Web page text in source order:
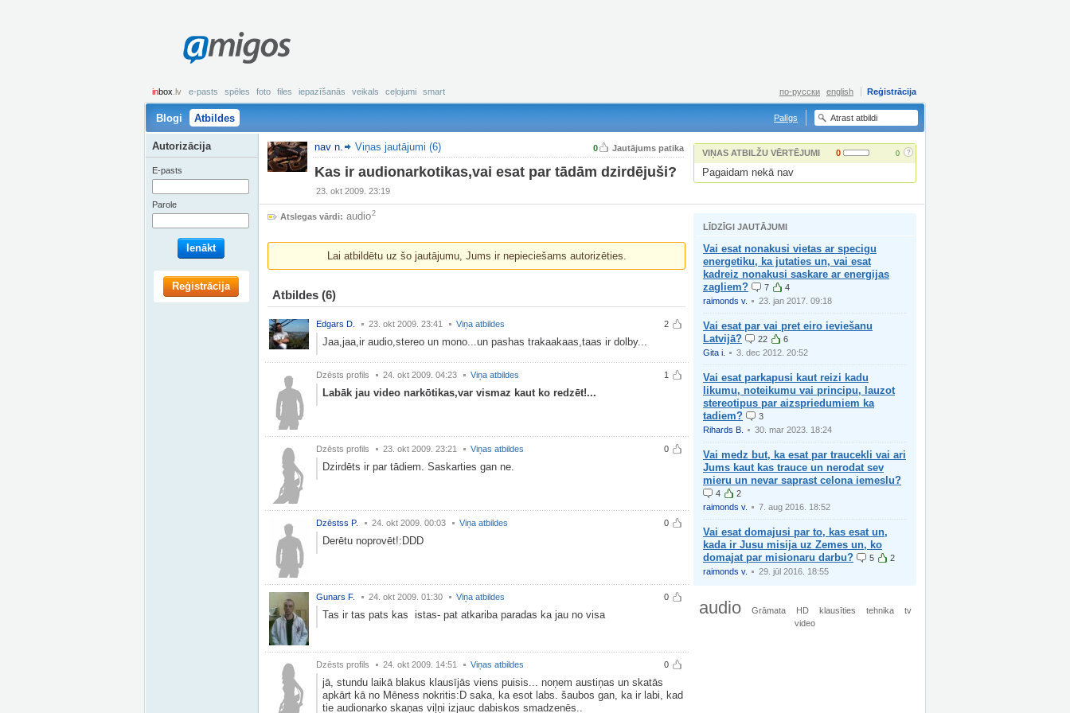
amigos
inbox .lv e-pasts spēles foto files iepazīšanās veikals ceļojumi smart Reģistrācija
по-русски english
Blogi Atbildes Palīgs
0 Jautājums patika
nav n. Viņas jautājumi (6)
Kas ir audionarkotikas,vai esat par tādām dzirdējuši?
23. okt 2009. 23:19
VIŅAS ATBILŽU VĒRTĒJUMI 0 0 ?
Pagaidam nekā nav
Atslegas vārdi: audio2
Lai atbildētu uz šo jautājumu, Jums ir nepieciešams autorizēties.
Atbildes (6)
2
Edgars D. 23. okt 2009. 23:41 Viņa atbildes
Jaa,jaa,ir audio,stereo un mono...un pashas trakaakaas,taas ir dolby...
1
Dzēsts profils 24. okt 2009. 04:23 Viņa atbildes
Labāk jau video narkōtikas,var vismaz kaut ko redzēt!...
0
Dzēsts profils 23. okt 2009. 23:21 Viņas atbildes
Dzirdēts ir par tādiem. Saskarties gan ne.
0
Dzēstss P. 24. okt 2009. 00:03 Viņa atbildes
Derētu noprovēt!:DDD
0
Gunars F. 24. okt 2009. 01:30 Viņa atbildes
Tas ir tas pats kas istas- pat atkariba paradas ka jau no visa
0
Dzēsts profils 24. okt 2009. 14:51 Viņas atbildes
jā, stundu laikā blakus klausījās viens puisis... noņem austiņas un skatās
apkārt kā no Mēness nokritis:D saka, ka esot labs. šaubos gan, ka ir labi, kad
tie audionarko skaņas viļņi izjauc dabiskos smadzenēs..
LĪDZĪGI JAUTĀJUMI
Vai esat nonakusi vietas ar specigu
energetiku, ka jutaties un, vai esat
kadreiz nonakusi saskare ar energijas
zagliem?
7
4
raimonds v.
23. jan 2017. 09:18
Vai esat par vai pret eiro ieviešanu
Latvijā?
22
6
Gita i.
3. dec 2012. 20:52
Vai esat parkapusi kaut reizi kadu
likumu, noteikumu vai principu, lauzot
stereotipus par aizspriedumiem ka
tadiem?
3
Rihards B.
30. mar 2023. 18:24
Vai medz but, ka esat par traucekli vai ari
Jums kaut kas trauce un nerodat sev
mieru un nevar saprast celona iemeslu?
4
2
raimonds v.
7. aug 2016. 18:52
Vai esat domajusi par to, kas esat un,
kada ir Jusu misija uz Zemes un, ko
domajat par misionaru darbu?
5
2
raimonds v.
29. jūl 2016. 18:55
audio Grāmata HD klausīties tehnika
tv
video
Autorizācija
E-pasts
Parole
Ienākt
Reģistrācija